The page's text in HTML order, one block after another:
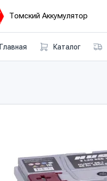
Томский Аккумулятор
Главная Каталог